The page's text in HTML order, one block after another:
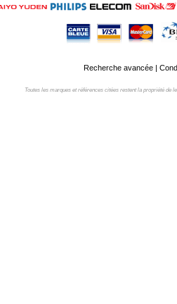
Recherche avancée|
Toutes les marques et références citées restent la propriété de